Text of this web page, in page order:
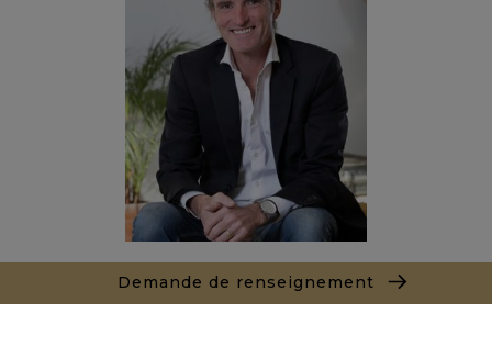
Demande de renseignement
Alexandre BANNAN